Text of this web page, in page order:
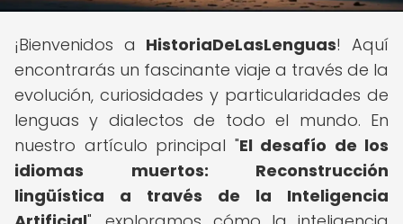
¡Bienvenidos a HistoriaDeLasLenguas! Aquí
encontrarás un fascinante viaje a través de la
evolución, curiosidades y particularidades de
lenguas y dialectos de todo el mundo. En
nuestro artículo principal "El desafío de los
idiomas muertos: Reconstrucción
lingüística a través de la Inteligencia